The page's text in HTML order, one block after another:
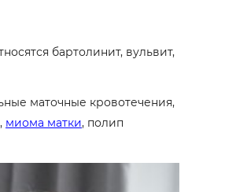
бартолинит, вульвит,
маточные кровотечения,
, миома матки, полип